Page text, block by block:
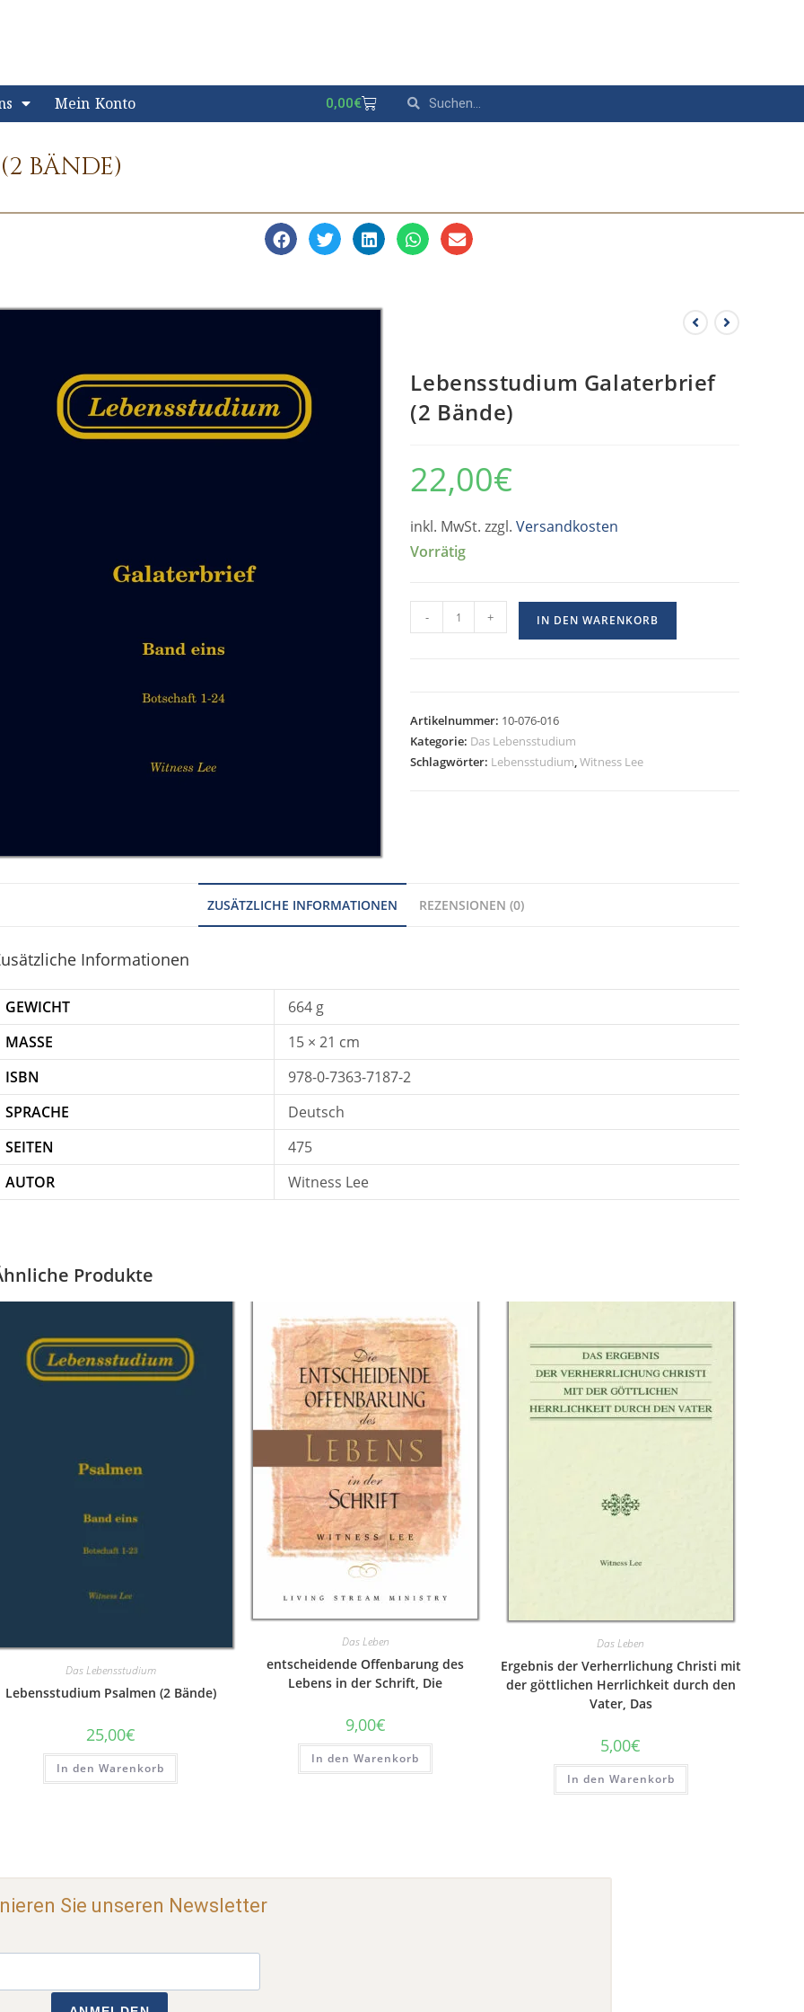
Mein Konto 0,00€
BÄNDE)
Lebensstudium Galaterbrief
(2 Bände)
22,00€
inkl. MwSt. zzgl.Versandkosten
Vorrätig
- + IN DEN WARENKORB
Artikelnummer: 10-076-016
Kategorie: Das Lebensstudium
Schlagwörter: Lebensstudium,Witness Lee
ZUSÄTZLICHE INFORMATIONEN REZENSIONEN (0)
Informationen
GEWICHT
664 g
MASSE
15 × 21 cm
ISBN
978-0-7363-7187-2
SPRACHE
Deutsch
SEITEN
475
AUTOR
Witness Lee
Produkte
Das Lebensstudium
Lebensstudium Psalmen (2 Bände)
25,00€
In den Warenkorb
Das Leben
entscheidende Offenbarung des
Lebens in der Schrift, Die
9,00€
In den Warenkorb
Das Leben
Ergebnis der Verherrlichung Christi mit
der göttlichen Herrlichkeit durch den
Vater, Das
5,00€
In den Warenkorb
Sie unseren Newsletter